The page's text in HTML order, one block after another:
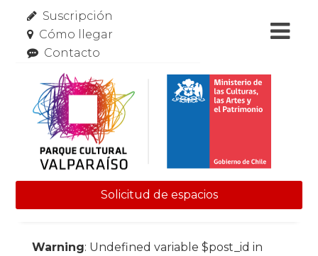
Suscripción
Cómo llegar
Contacto
Solicitud de espacios
Warning: Undefined variable $post_id in